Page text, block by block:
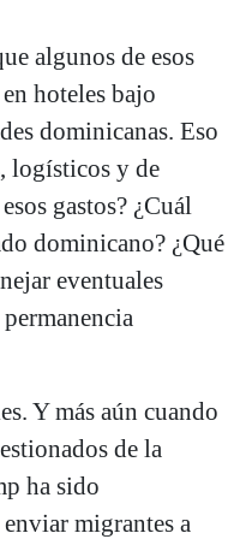
algunos de esos
hoteles bajo
dominicanas. Eso
logísticos y de
gastos? ¿Cuál
dominicano? ¿Qué
eventuales
Y más aún cuando
de la
ha sido
migrantes a